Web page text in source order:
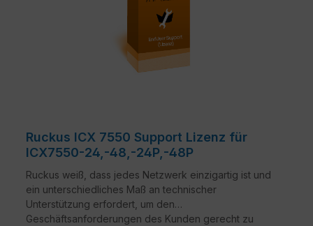
Ruckus ICX 7550 Support Lizenz für
ICX7550-24,-48,-24P,-48P
Ruckus weiß, dass jedes Netzwerk einzigartig ist und
ein unterschiedliches Maß an technischer
Unterstützung erfordert, um den
Geschäftsanforderungen des Kunden gerecht zu